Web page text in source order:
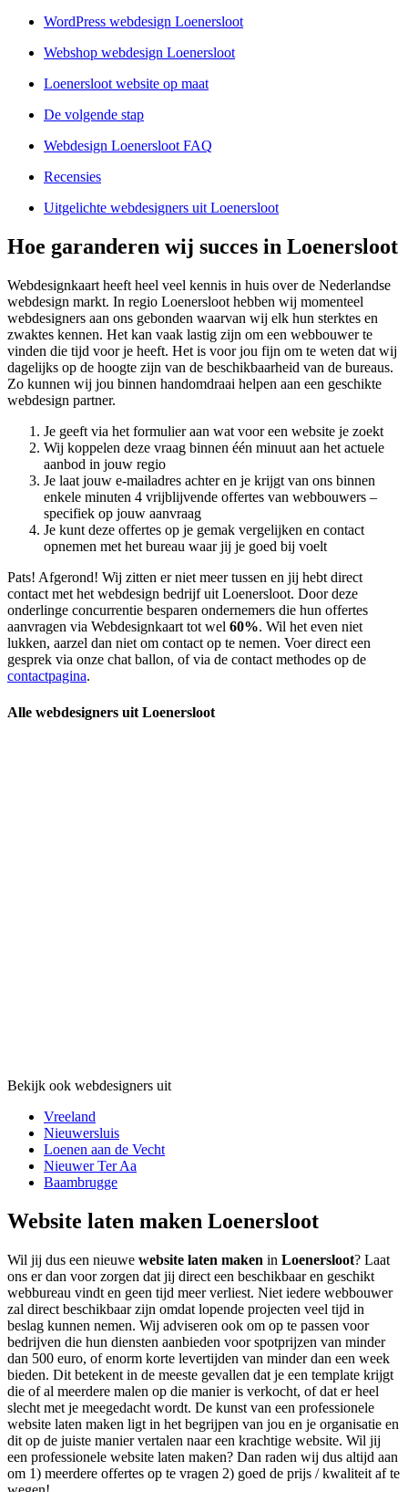
WordPress webdesign Loenersloot
Webshop webdesign Loenersloot
Loenersloot website op maat
De volgende stap
Webdesign Loenersloot FAQ
Recensies
Uitgelichte webdesigners uit Loenersloot
Hoe garanderen wij succes in Loenersloot
Webdesignkaart heeft heel veel kennis in huis over de Nederlandse
webdesign markt. In regio Loenersloot hebben wij momenteel
webdesigners aan ons gebonden waarvan wij elk hun sterktes en
zwaktes kennen. Het kan vaak lastig zijn om een webbouwer te
vinden die tijd voor je heeft. Het is voor jou fijn om te weten dat wij
dagelijks op de hoogte zijn van de beschikbaarheid van de bureaus.
Zo kunnen wij jou binnen handomdraai helpen aan een geschikte
webdesign partner.
Je geeft via het formulier aan wat voor een website je zoekt
Wij koppelen deze vraag binnen één minuut aan het actuele
aanbod in jouw regio
Je laat jouw e-mailadres achter en je krijgt van ons binnen
enkele minuten 4 vrijblijvende offertes van webbouwers –
specifiek op jouw aanvraag
Je kunt deze offertes op je gemak vergelijken en contact
opnemen met het bureau waar jij je goed bij voelt
Pats! Afgerond! Wij zitten er niet meer tussen en jij hebt direct
contact met het webdesign bedrijf uit Loenersloot. Door deze
onderlinge concurrentie besparen ondernemers die hun offertes
aanvragen via Webdesignkaart tot wel 60%. Wil het even niet
lukken, aarzel dan niet om contact op te nemen. Voer direct een
gesprek via onze chat ballon, of via de contact methodes op de
contactpagina.
Alle webdesigners uit Loenersloot
Bekijk ook webdesigners uit
Vreeland
Nieuwersluis
Loenen aan de Vecht
Nieuwer Ter Aa
Baambrugge
Website laten maken Loenersloot
Wil jij dus een nieuwe website laten maken in Loenersloot? Laat
ons er dan voor zorgen dat jij direct een beschikbaar en geschikt
webbureau vindt en geen tijd meer verliest. Niet iedere webbouwer
zal direct beschikbaar zijn omdat lopende projecten veel tijd in
beslag kunnen nemen. Wij adviseren ook om op te passen voor
bedrijven die hun diensten aanbieden voor spotprijzen van minder
dan 500 euro, of enorm korte levertijden van minder dan een week
bieden. Dit betekent in de meeste gevallen dat je een template krijgt
die of al meerdere malen op die manier is verkocht, of dat er heel
slecht met je meegedacht wordt. De kunst van een professionele
website laten maken ligt in het begrijpen van jou en je organisatie en
dit op de juiste manier vertalen naar een krachtige website. Wil jij
een professionele website laten maken? Dan raden wij dus altijd aan
om 1) meerdere offertes op te vragen 2) goed de prijs / kwaliteit af te